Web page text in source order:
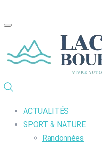
ACTUALITÉS
SPORT & NATURE
Randonnées